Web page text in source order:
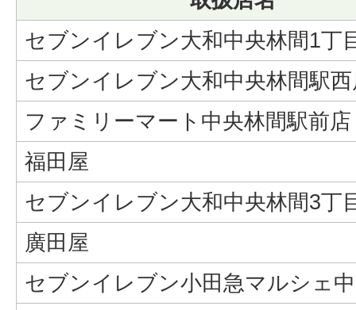
セブンイレブン大和中央林間1丁
セブンイレブン大和中央林間駅
ファミリーマート中央林間駅前店
福田屋
セブンイレブン大和中央林間3丁
廣田屋
セブンイレブン小田急マルシェ